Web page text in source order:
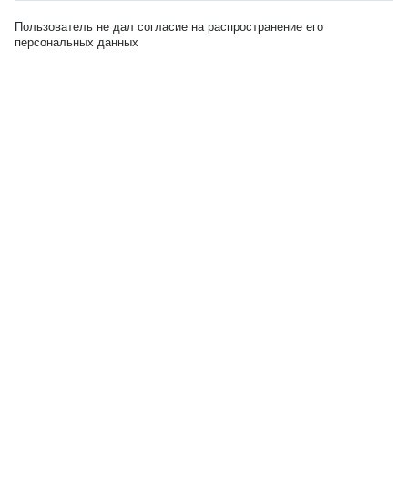
Пользователь не дал согласие на распространение его
персональных данных